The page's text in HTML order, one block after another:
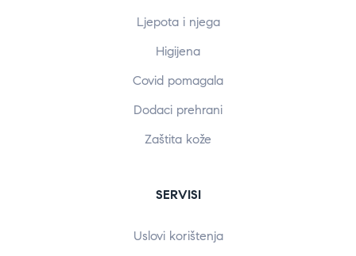
Ljepota i njega
Higijena
Covid pomagala
Dodaci prehrani
Zaštita kože
SERVISI
Uslovi korištenja